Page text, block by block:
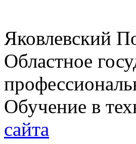
Яковлевский
Областное
Обучение в
сайта